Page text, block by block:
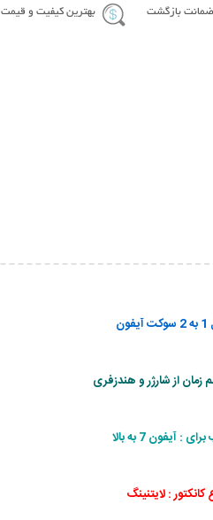
ضمانت بازگشت بهترین کیفیت و قیمت
زمان از شارژر و هندزفری
: آیفون 7 به بالا
کانکتور : لایتنینگ